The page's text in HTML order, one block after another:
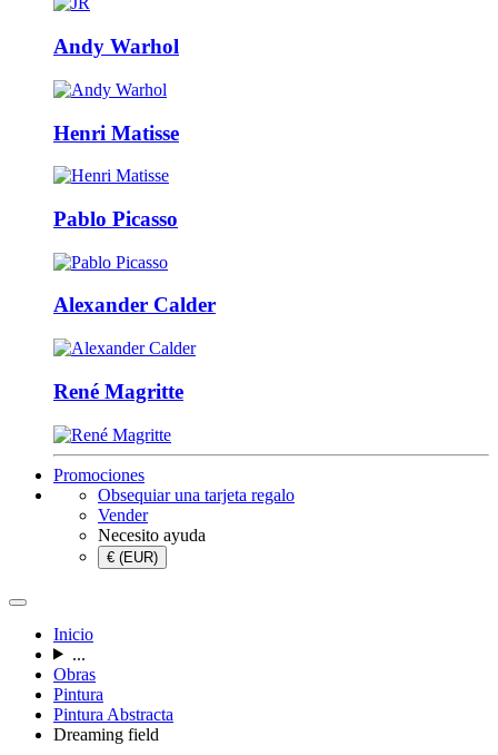
Andy Warhol
Henri Matisse
Pablo Picasso
Alexander Calder
René Magritte
Promociones
Obsequiar una tarjeta regalo
Vender
Necesito ayuda
€ (EUR)
Inicio
...
Obras
Pintura
Pintura Abstracta
Dreaming field